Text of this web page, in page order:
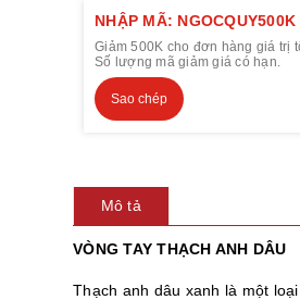
NHẬP MÃ: NGOCQUY500K
Giảm 500K cho đơn hàng giá trị
Số lượng mã giảm giá có hạn.
Sao chép
Mô tả
VÒNG TAY THẠCH ANH DÂU
Thạch anh dâu xanh là một